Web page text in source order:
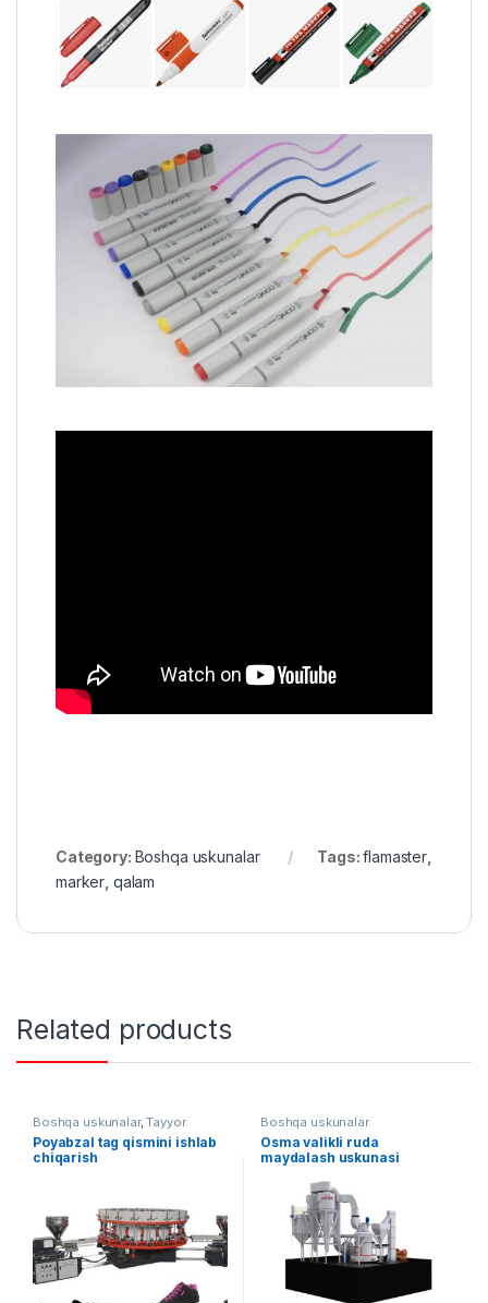
Category: Boshqa uskunalar Tags:flamaster
marker qalam
Related products
Boshqa uskunalar,Tayyor
liniyalar Yengil sanoat
Poyabzal tag qismini ishlab
chiqarish
Boshqa uskunalar
Osma valikli ruda
maydalash uskunasi